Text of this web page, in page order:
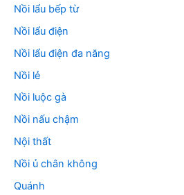
Nồi lẩu bếp từ
Nồi lẩu điện
Nồi lẩu điện đa năng
Nồi lẻ
Nồi luộc gà
Nồi nấu chậm
Nội thất
Nồi ủ chân không
Quánh